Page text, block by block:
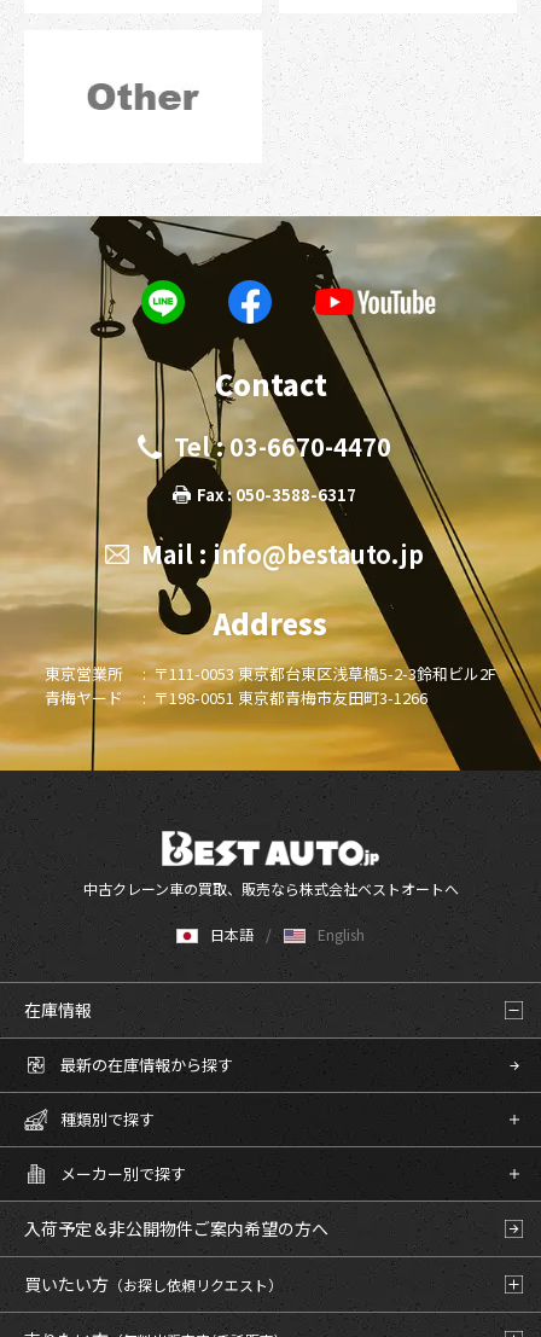
Contact
Tel : 03-6670-4470
Fax : 050-3588-6317
Mail : info@bestauto.jp
Address
東京営業所 : 〒111-0053 東京都台東区浅草橋5-2-3鈴和ビル2F
青梅ヤード : 〒198-0051 東京都青梅市友田町3-1266
中古クレーン車の買取、販売なら株式会社ベストオートへ
日本語 English
在庫情報
最新の在庫情報から探す
種類別で探す
メーカー別で探す
入荷予定＆非公開物件ご案内希望の方へ
買いたい方 （お探し依頼リクエスト）